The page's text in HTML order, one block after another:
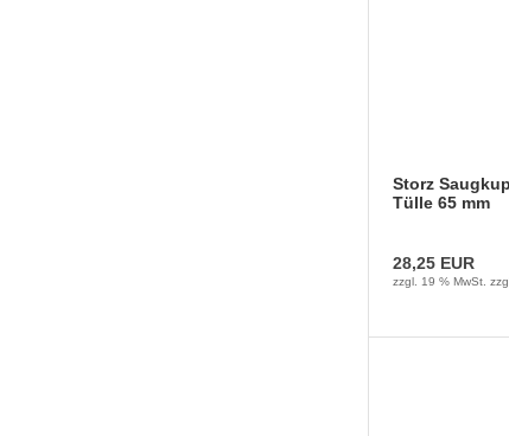
Storz
Tülle 65 mm
28,25 EUR
zzgl. 19 % MwSt.